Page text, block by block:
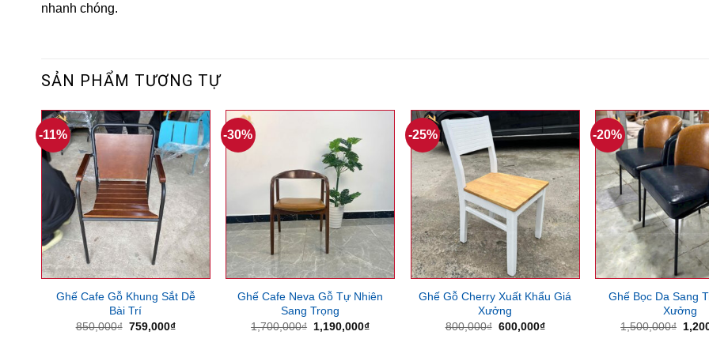
nhanh chóng.
SẢN PHẨM TƯƠNG TỰ
-11%
Ghế Cafe Gỗ Khung Sắt Dễ
Bài Trí
850,000₫ Giá
759,000₫Giá
-30%
Ghế Cafe Neva Gỗ Tự Nhiên
Sang Trọng
1,700,000₫ Giá
1,190,000₫Giá
-25%
Ghế Gỗ Cherry Xuất Khẩu Giá
Xưởng
800,000₫ Giá
600,000₫Giá
-20%
Ghế Bọc Da Sang
Xưởng
1,500,000₫ Giá